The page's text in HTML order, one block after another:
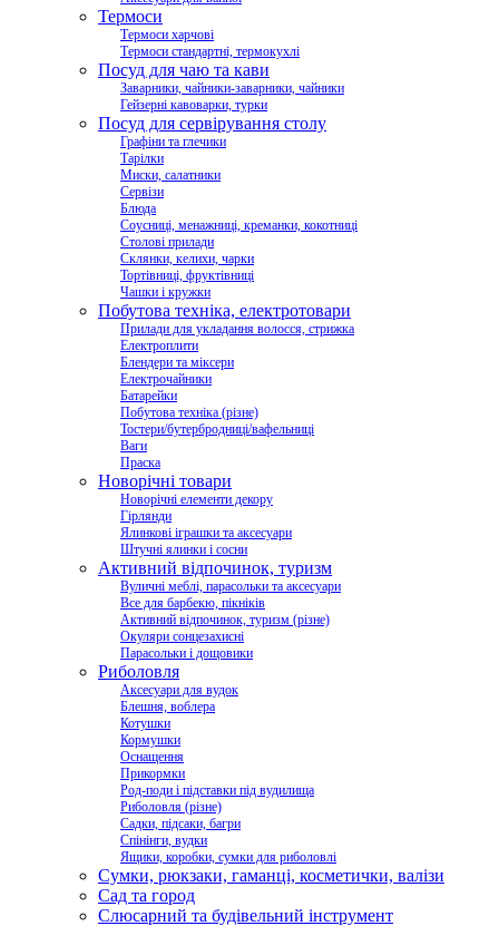
Термоси
Термоси харчові
Термоси стандартні, термокухлі
Посуд для чаю та кави
Заварники, чайники-заварники, чайники
Гейзерні кавоварки, турки
Посуд для сервірування столу
Графіни та глечики
Тарілки
Миски, салатники
Сервізи
Блюда
Соусниці, менажниці, креманки, кокотниці
Столові прилади
Склянки, келихи, чарки
Тортівниці, фруктівниці
Чашки і кружки
Побутова техніка, електротовари
Прилади для укладання волосся, стрижка
Електроплити
Блендери та міксери
Електрочайники
Батарейки
Побутова техніка (різне)
Тостери/бутербродниці/вафельниці
Ваги
Праска
Новорічні товари
Новорічні елементи декору
Гірлянди
Ялинкові іграшки та аксесуари
Штучні ялинки і сосни
Активний відпочинок, туризм
Вуличні меблі, парасольки та аксесуари
Все для барбекю, пікніків
Активний відпочинок, туризм (різне)
Окуляри сонцезахисні
Парасольки і дощовики
Риболовля
Аксесуари для вудок
Блешня, воблера
Котушки
Кормушки
Оснащення
Прикормки
Род-поди і підставки під вудилища
Риболовля (різне)
Садки, підсаки, багри
Спінінги, вудки
Ящики, коробки, сумки для риболовлі
Сумки, рюкзаки, гаманці, косметички, валізи
Сад та город
Слюсарний та будівельний інструмент